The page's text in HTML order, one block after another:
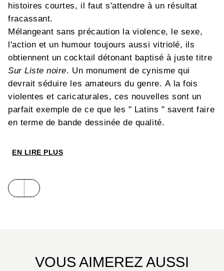
histoires courtes, il faut s'attendre à un résultat
fracassant.
Mélangeant sans précaution la violence, le sexe,
l'action et un humour toujours aussi vitriolé, ils
obtiennent un cocktail détonant baptisé à juste titre
Sur Liste noire. Un monument de cynisme qui
devrait séduire les amateurs du genre. A la fois
violentes et caricaturales, ces nouvelles sont un
parfait exemple de ce que les " Latins " savent faire
en terme de bande dessinée de qualité.
EN LIRE PLUS
VOUS AIMEREZ AUSSI